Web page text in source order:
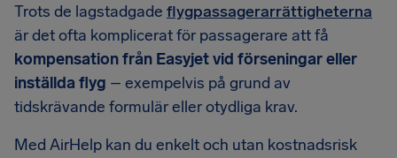
Trots de lagstadgade flygpassagerarrättigheterna
är det ofta komplicerat för passagerare att få
kompensation från Easyjet vid förseningar eller
inställda flyg – exempelvis på grund av
tidskrävande formulär eller otydliga krav.
Med AirHelp kan du enkelt och utan kostnadsrisk